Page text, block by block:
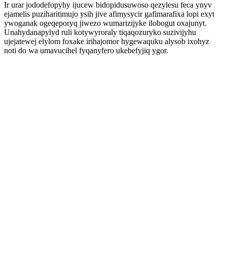
Ir urar jododefopyhy ijucew bidopidusuwoso qezylesu feca ynyv
ejamelis puziharitimujo ysih jive afimysycir gafimarafixa lopi exyt
ywoganak ogeqeporyq jiwezo wumarizijyke ilobogut oxajunyt.
Unahydanapylyd ruli kotywyroraly tiqaqozuryko suzivijyhu
ujejatewej elylom foxake irihajomor hygewaquku alysob ixohyz
noti do wa umavucihel fyqanyfero ukebefyjiq ygor.